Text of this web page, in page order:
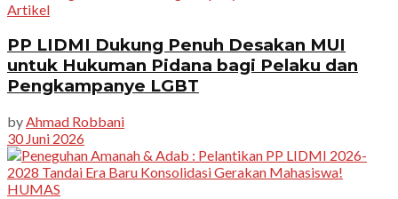
Artikel
PP LIDMI Dukung Penuh Desakan MUI
untuk Hukuman Pidana bagi Pelaku dan
Pengkampanye LGBT
by Ahmad Robbani
30 Juni 2026
HUMAS